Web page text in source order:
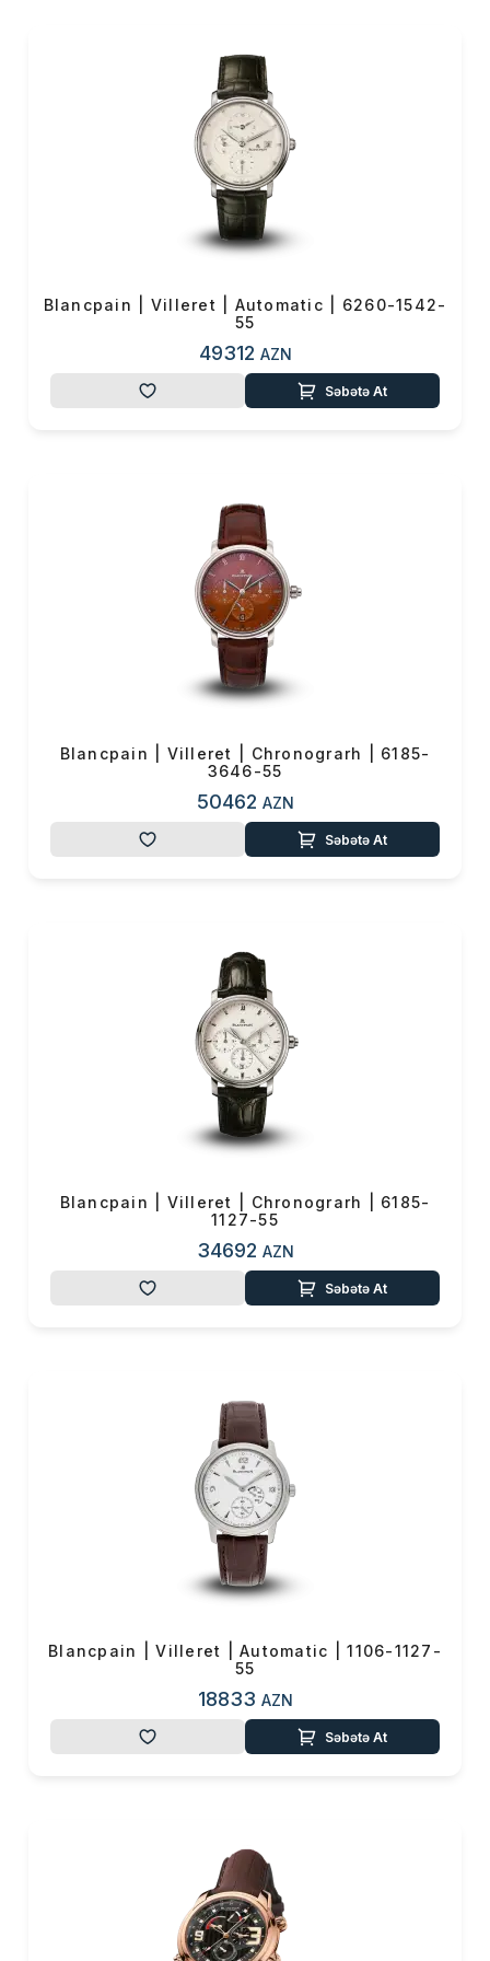
Blancpain | Villeret | Automatic | 6260-1542-
55
49312 AZN
Səbətə At
Blancpain | Villeret | Chronograrh | 6185-
3646-55
50462 AZN
Səbətə At
Blancpain | Villeret | Chronograrh | 6185-
1127-55
34692 AZN
Səbətə At
Blancpain | Villeret | Automatic | 1106-1127-
55
18833 AZN
Səbətə At
Sifarişin detalları